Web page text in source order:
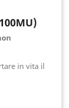
in vita il